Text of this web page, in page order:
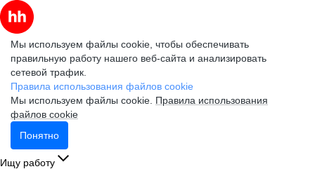
Мы используем файлы cookie, чтобы обеспечивать
правильную работу нашего веб-сайта и анализировать
сетевой трафик.
Правила использования файлов cookie
Мы используем файлы cookie. Правила использования
файлов cookie
Понятно
Ищу работу